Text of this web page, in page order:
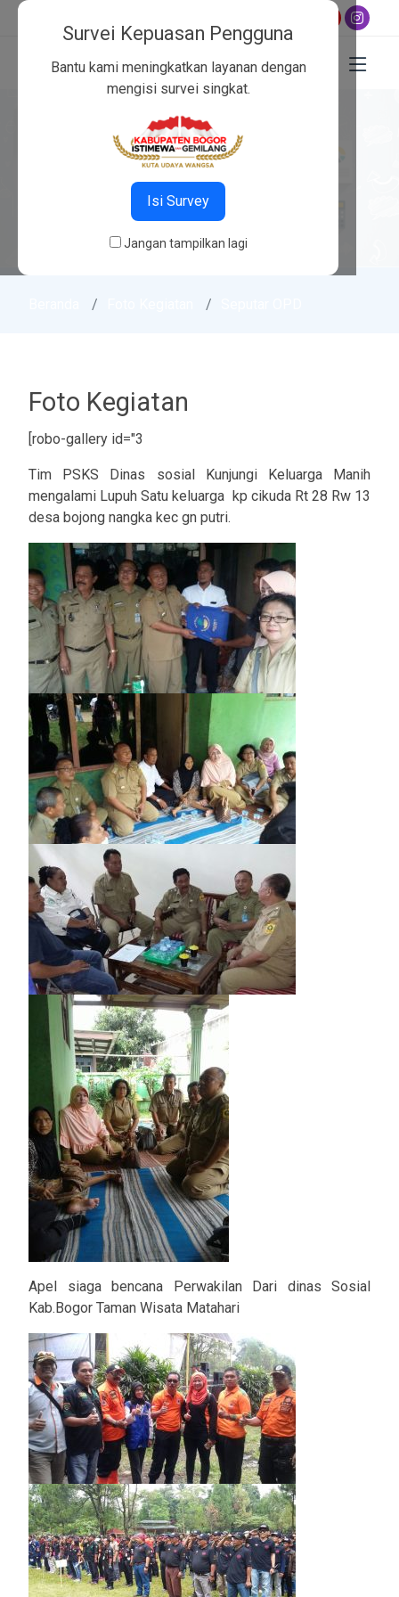
,Maghrib 17:58
Foto Kegiatan
[robo-gallery id="3
Tim PSKS Dinas sosial Kunjungi Keluarga Manih
mengalami Lupuh Satu keluarga kp cikuda Rt 28 Rw 13
desa bojong nangka kec gn putri.
Apel siaga bencana Perwakilan Dari dinas Sosial
Kab.Bogor Taman Wisata Matahari
Survei Kepuasan Pengguna
Bantu kami meningkatkan layanan dengan
mengisi survei singkat.
Isi Survey
Jangan tampilkan lagi